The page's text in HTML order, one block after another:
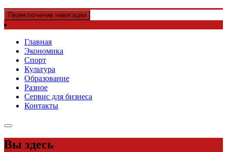
Переключение навигации
Главная
Экономика
Спорт
Культура
Образование
Разное
Сервис для бизнеса
Контакты
Вы здесь